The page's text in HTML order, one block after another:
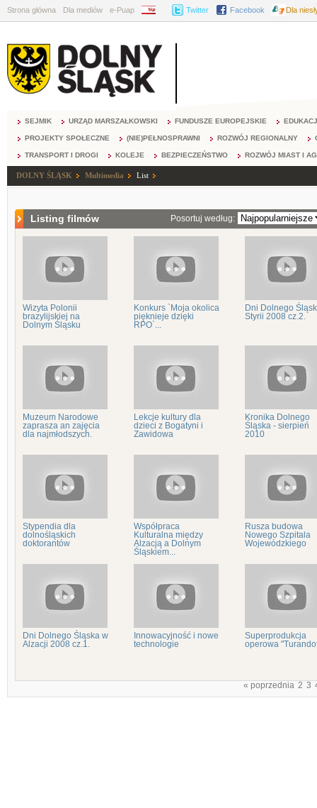
Strona główna Dla mediów e-Puap BIP Twitter Facebook Dla
SEJMIK URZĄD MARSZAŁKOWSKI FUNDUSZE EUROPEJSKIE
PROJEKTY SPOŁECZNE (NIE)PEŁNOSPRAWNI ROZWÓJ REGIONALNY
TRANSPORT I DROGI KOLEJE BEZPIECZEŃSTWO ROZWÓJ MIAST I
DOLNY ŚLĄSK Multimedia List
Listing filmów Posortuj według:
Wizyta Polonii
brazylijskiej na
Dolnym Śląsku
Konkurs `Moja okolica
pięknieje dzięki
RPO`...
Dni Dolnego
Styrii 2008 cz.2.
Muzeum Narodowe
zaprasza an zajęcia
dla najmłodszych.
Lekcje kultury dla
dzieci z Bogatyni i
Zawidowa
Kronika Dolnego
Śląska - sierpień
2010
Stypendia dla
dolnośląskich
doktorantów
Współpraca
Kulturalna między
Alzacją a Dolnym
Śląskiem...
Rusza budowa
Nowego Szpitala
Wojewódzkiego
Dni Dolnego Śląska w
Alzacji 2008 cz.1.
Innowacyjność i nowe
technologie
Superprodukcja
operowa
« poprzednia 2 3